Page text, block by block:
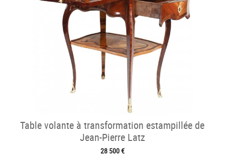
Table volante à transformation estampillée de
Jean-Pierre Latz
28 500 €